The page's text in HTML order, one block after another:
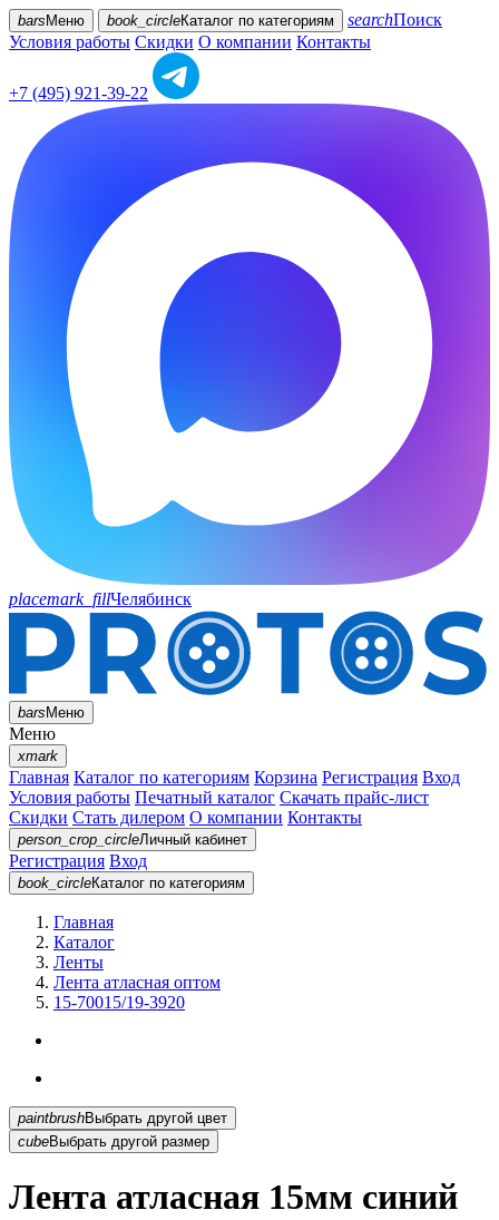
bars Меню book_circleКаталог по категориям searchПоиск
Условия работы Скидки О компании Контакты
+7 (495) 921-39-22
placemark_fillЧелябинск
barsМеню
Меню
xmark
Главная Каталог по категориям Корзина Регистрация Вход
Условия работы Печатный каталог Скачать прайс-лист
Скидки Стать дилером О компании Контакты
person_crop_circleЛичный кабинет
Регистрация Вход
book_circleКаталог по категориям
Главная
Каталог
Ленты
Лента атласная оптом
15-70015/19-3920
paintbrush
Выбрать другой цвет
cubeВыбрать другой размер
Лента атласная 15мм синий